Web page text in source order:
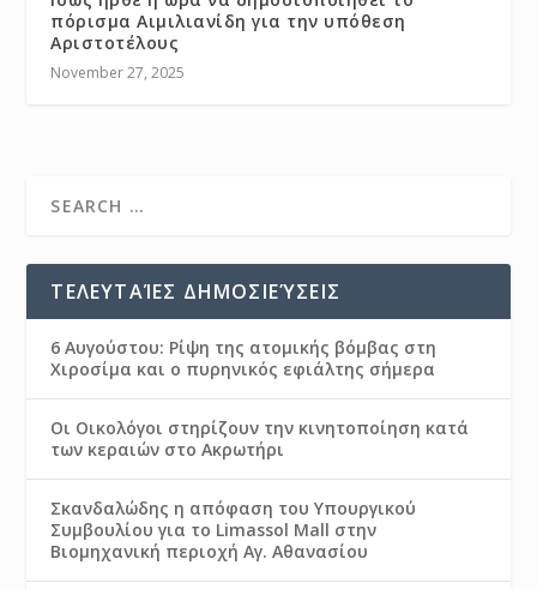
πόρισμα Αιμιλιανίδη για την υπόθεση
Αριστοτέλους
November 27, 2025
ΤΕΛΕΥΤΑΊΕΣ ΔΗΜΟΣΙΕΎΣΕΙΣ
6 Αυγούστου: Ρίψη της ατομικής βόμβας στη
Χιροσίμα και ο πυρηνικός εφιάλτης σήμερα
Οι Οικολόγοι στηρίζουν την κινητοποίηση κατά
των κεραιών στο Ακρωτήρι
Σκανδαλώδης η απόφαση του Υπουργικού
Συμβουλίου για το Limassol Mall στην
Βιομηχανική περιοχή Αγ. Αθανασίου